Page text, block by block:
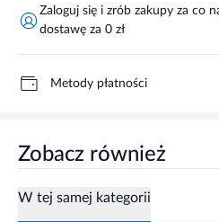
Zaloguj się i zrób zakupy za co
dostawę za 0 zł
Metody płatności
Zobacz również
W tej samej kategorii